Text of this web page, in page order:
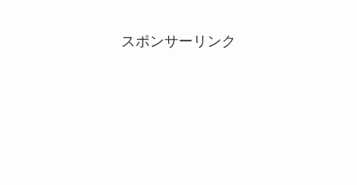
スポンサーリンク